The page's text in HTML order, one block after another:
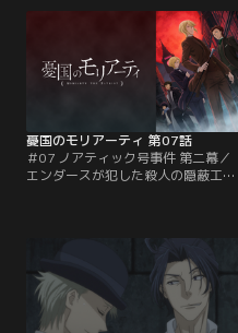
た酒場の女給が、橋の上から身を投
げて亡くなったばかり。大学の経営
を手伝うジェントリーのダドリー
は、特に心配する必要はないと言う
が…。不審に思ったウィリアムはふ
たりの仲間を呼び寄せ…。
憂国のモリアーティ 第07話
＃07 ノアティック号事件 第二幕／
エンダースが犯した殺人の隠蔽工作
備は着々と進められていた。船内に
作られた豪華な劇場で、世界初の船
上バレエの上演が始まった。そして
その裏で、犯罪劇の幕も切って落と
される…！ウィリアム達に翻弄され